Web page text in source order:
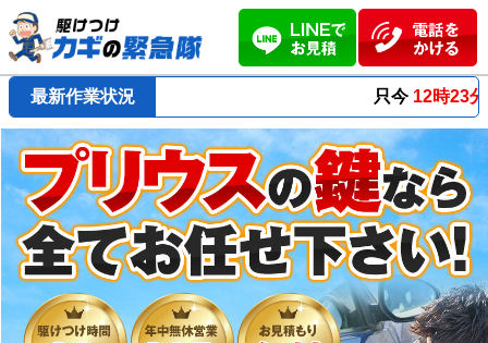
最新作業状況 12時23分 ～最短23分で